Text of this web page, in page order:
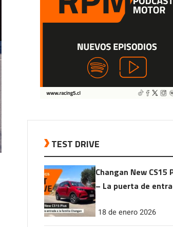
TEST DRIVE
Changan New CS15
– La puerta de
18 de enero 2026